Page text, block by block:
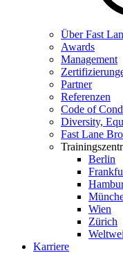
Über Fast
Awards
Management
Partner
Referenzen
Code of
Diversity,
Fast Lane
Berlin
Wien
Zürich
Karriere